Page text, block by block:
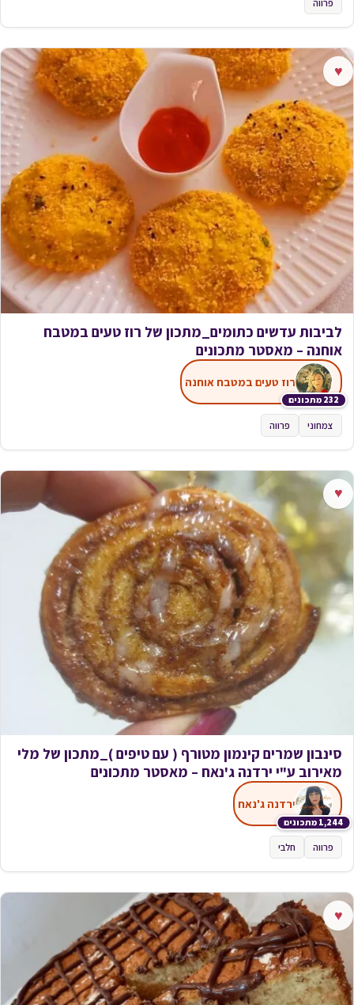
פרווה
♥
לביבות עדשים כתומים_מתכון של רוז טעים במטבח
אוחנה – מאסטר מתכונים
232 מתכונים
רוז טעים במטבח אוחנה
צמחוני פרווה
♥
סינבון שמרים קינמון מטורף ( עם טיפים )_מתכון של מלי
מאירוב ע"י ירדנה ג'נאח – מאסטר מתכונים
1,244 מתכונים
ירדנה ג'נאח
פרווה חלבי
♥